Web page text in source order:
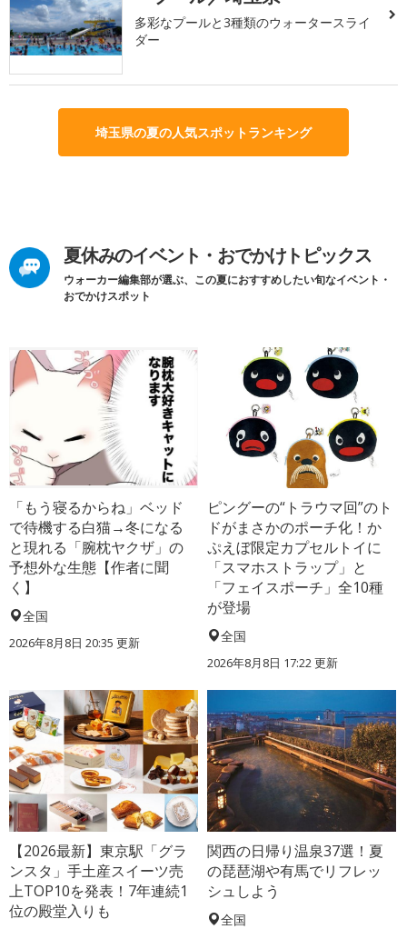
多彩なプールと3種類のウォータースライ
ダー
埼玉県の夏の人気スポットランキング
夏休みのイベント・おでかけトピックス
ウォーカー編集部が選ぶ、この夏におすすめしたい旬なイベント・
おでかけスポット
「もう寝るからね」ベッド
で待機する白猫→冬になる
と現れる「腕枕ヤクザ」の
予想外な生態【作者に聞
く】
全国
2026年8月8日 20:35 更新
ピングーの“トラウマ回”のト
ドがまさかのポーチ化！か
ぷえぼ限定カプセルトイに
「スマホストラップ」と
「フェイスポーチ」全10種
が登場
全国
2026年8月8日 17:22更新
【2026最新】東京駅「グラ
ンスタ」手土産スイーツ売
上TOP10を発表！7年連続1
位の殿堂入りも
関西の日帰り温泉37選！夏
の琵琶湖や有馬でリフレッ
シュしよう
全国